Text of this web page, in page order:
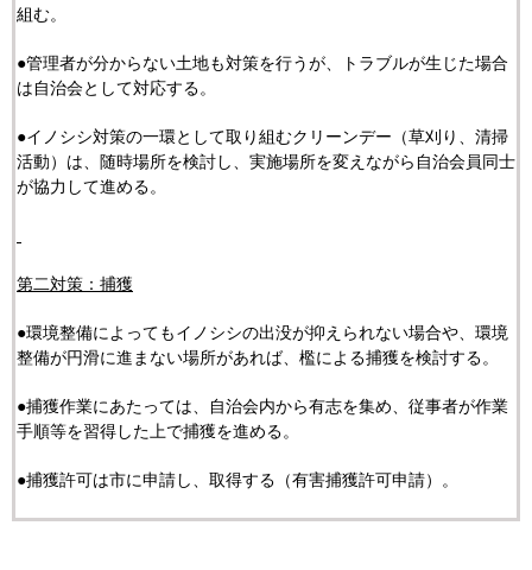
組む。
●管理者が分からない土地も対策を行うが、トラブルが生じた場合
は自治会として対応する。
●イノシシ対策の一環として取り組むクリーンデー（草刈り、清掃
活動）は、随時場所を検討し、実施場所を変えながら自治会員同士
が協力して進める。
第二対策：捕獲
●環境整備によってもイノシシの出没が抑えられない場合や、環境
整備が円滑に進まない場所があれば、檻による捕獲を検討する。
●捕獲作業にあたっては、自治会内から有志を集め、従事者が作業
手順等を習得した上で捕獲を進める。
●捕獲許可は市に申請し、取得する（有害捕獲許可申請）。